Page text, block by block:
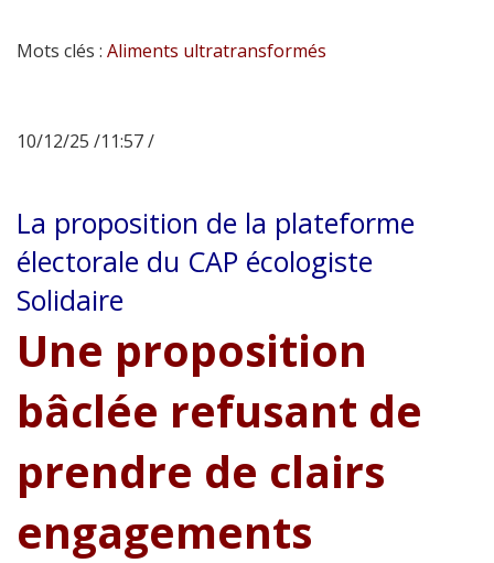
Mots clés : Aliments ultratransformés
10/12/25 /11:57 /
La proposition de la plateforme
électorale du CAP écologiste
Solidaire
Une proposition
bâclée refusant de
prendre de clairs
engagements